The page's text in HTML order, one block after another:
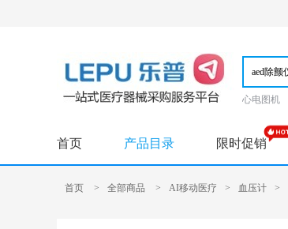
心电图机
首页 产品目录 限时促销
首页 > 全部商品 > AI移动医疗 > 血压计 >